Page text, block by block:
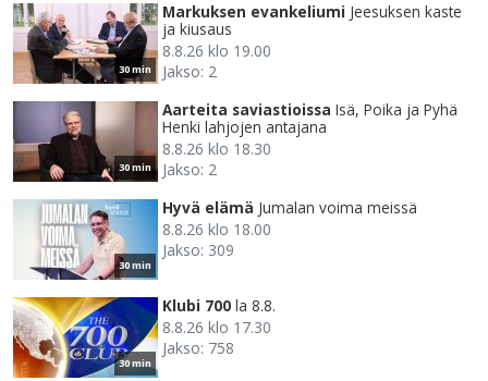
30 min
Markuksen evankeliumi Jeesuksen kaste
ja kiusaus
8.8.26 klo 19.00
Jakso: 2
30 min
Aarteita saviastioissa Isä, Poika ja Pyhä
Henki lahjojen antajana
8.8.26 klo 18.30
Jakso: 2
30 min
Hyvä elämä Jumalan voima meissä
8.8.26 klo 18.00
Jakso: 309
30 min
Klubi 700 la 8.8.
8.8.26 klo 17.30
Jakso: 758